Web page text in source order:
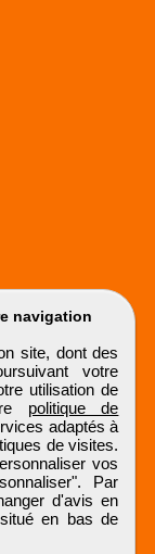
navigation
site, dont des
votre
utilisation de
politique de
adaptés à
de visites.
vos
Par
d'avis en
en bas de